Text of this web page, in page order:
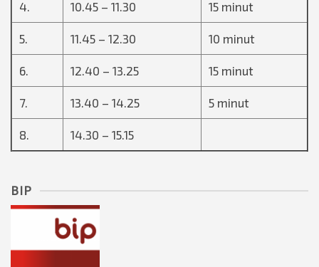
4. 10.45 – 11.30 15 minut
5. 11.45 – 12.30 10 minut
6. 12.40 – 13.25 15 minut
7. 13.40 – 14.25 5 minut
8. 14.30 – 15.15
BIP